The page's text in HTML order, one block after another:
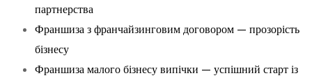
партнерства
Франшиза з франчайзинговим договором — прозорість
бізнесу
Франшиза малого бізнесу випічки — успішний старт із